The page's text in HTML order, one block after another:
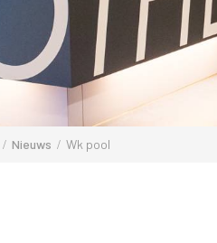
Nieuws Wk pool